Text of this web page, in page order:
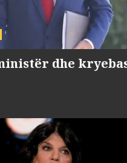
dhe